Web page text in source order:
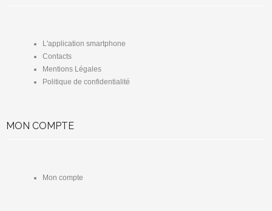
L'application smartphone
Contacts
Mentions Légales
Politique de confidentialité
MON COMPTE
Mon compte